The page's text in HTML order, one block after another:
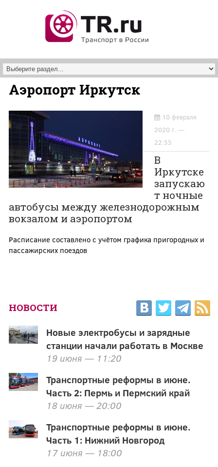
Аэропорт Иркутск
10 февраля
2020 г. —
22:55
В
Иркутске
запускаю
т ночные
автобусы между железнодорожным
вокзалом и аэропортом
Расписание составлено с учётом графика пригородных и
пассажирских поездов
НОВОСТИ
Новые электробусы и зарядные
станции начали работать в Москве
19 июня — 11:20
Транспортные реформы в июне.
Часть 2: Пермь и Пермский край
18 июня — 20:00
Транспортные реформы в июне.
Часть 1: Нижний Новгород
17 июня — 18:00